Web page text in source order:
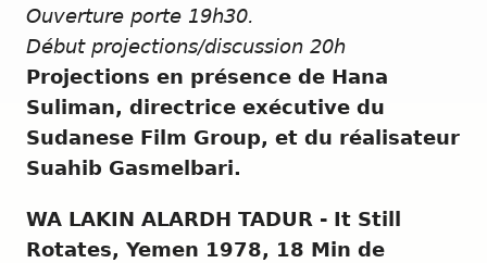
Ouverture porte 19h30.
Début projections/discussion 20h
Projections en présence de Hana
Suliman, directrice exécutive du
Sudanese Film Group, et du réalisateur
Suahib Gasmelbari.
WA LAKIN ALARDH TADUR - It Still
Rotates, Yemen 1978, 18 Min de